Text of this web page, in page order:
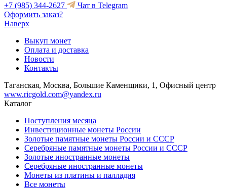
+7 (985) 344-2627
Чат в Telegram
Оформить заказ?
Наверх
Выкуп монет
Оплата и доставка
Новости
Контакты
Таганская, Москва, Большие Каменщики, 1, Офисный центр
www.ricgold.com@yandex.ru
Каталог
Поступления месяца
Инвестиционные монеты России
Золотые памятные монеты России и СССР
Серебряные памятные монеты России и СССР
Золотые иностранные монеты
Серебряные иностранные монеты
Монеты из платины и палладия
Все монеты